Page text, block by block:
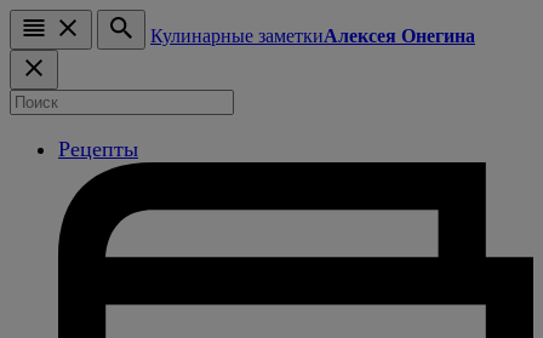
Кулинарные заметкиАлексея Онегина
Рецепты